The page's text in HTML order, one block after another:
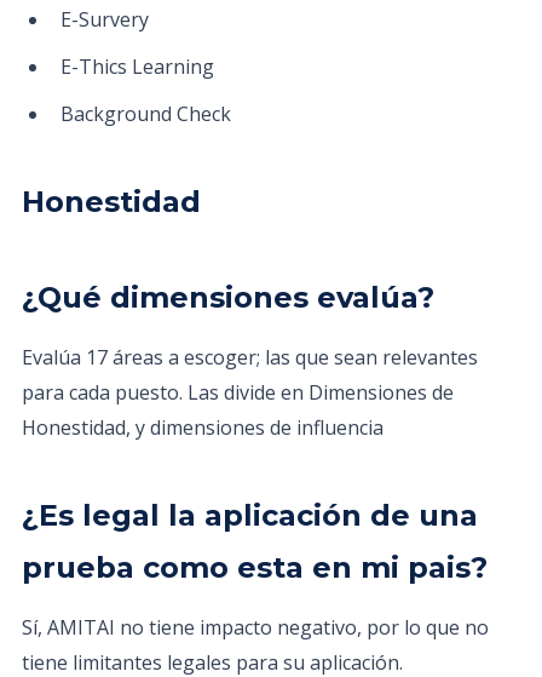
E-Survery
E-Thics Learning
Background Check
Honestidad
¿Qué dimensiones evalúa?
Evalúa 17 áreas a escoger; las que sean relevantes
para cada puesto. Las divide en Dimensiones de
Honestidad, y dimensiones de influencia
¿Es legal la aplicación de una
prueba como esta en mi pais?
Sí, AMITAI no tiene impacto negativo, por lo que no
tiene limitantes legales para su aplicación.